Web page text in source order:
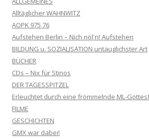
Alltäglicher WAHNWITZ
AOPK 975 76
Aufstehen Berlin – Nich nöl'n! Aufstehen
BILDUNG u. SOZIALISATION untauglichster Art
BÜCHER
CDs – Nix für Stinos
DER TAGESSPITZEL
Erleuchtet durch eine frömmelnde ML-
FILME
GESCHICHTEN
GMX war dabei!